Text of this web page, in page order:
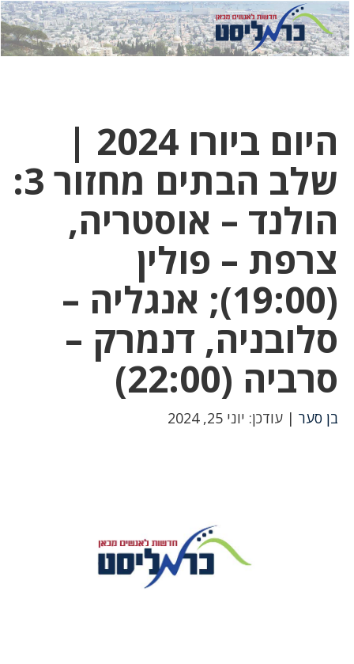
לחץ
כאן
לחץ
כדי
היום ביורו 2024 |
שלב הבתים מחזור 3:
הולנד – אוסטריה,
צרפת – פולין
(19:00); אנגליה –
סלובניה, דנמרק –
סרביה (22:00)
בן סער | עודכן: יוני 25, 2024